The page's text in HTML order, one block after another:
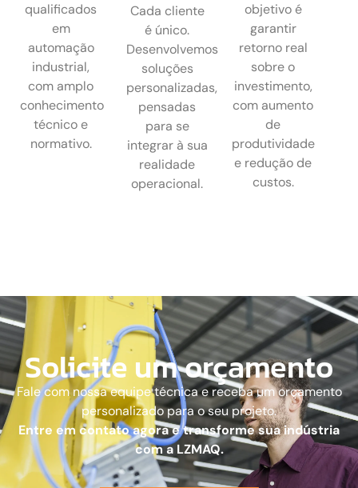
qualificados
em
automação
industrial,
com amplo
conhecimento
técnico e
normativo.
Cada cliente
é único.
Desenvolvemos
soluções
personalizadas,
pensadas
para se
integrar à sua
realidade
operacional.
objetivo é
garantir
retorno real
sobre o
investimento,
com aumento
de
produtividade
e redução de
custos.
Solicite um orçamento
Fale com nossa equipe técnica e receba um orçamento
personalizado para o seu projeto.
Entre em contato agora e transforme sua indústria
com a LZMAQ.